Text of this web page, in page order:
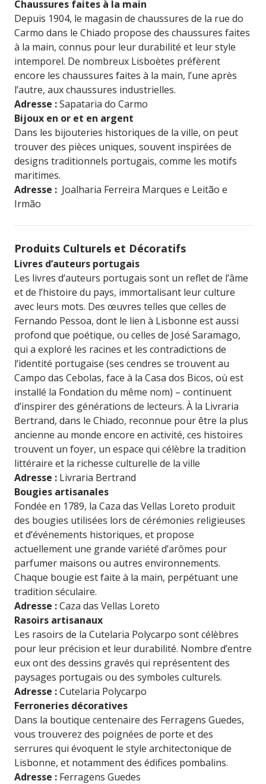
Chaussures faites à la main
Depuis 1904, le magasin de chaussures de la rue do
Carmo dans le Chiado propose des chaussures faites
à la main, connus pour leur durabilité et leur style
intemporel. De nombreux Lisboètes préfèrent
encore les chaussures faites à la main, l’une après
l’autre, aux chaussures industrielles.
Adresse :Sapataria do Carmo
Bijoux en or et en argent
Dans les bijouteries historiques de la ville, on peut
trouver des pièces uniques, souvent inspirées de
designs traditionnels portugais, comme les motifs
maritimes.
Adresse : Joalharia Ferreira Marques e Leitão e
Irmão
Produits Culturels et Décoratifs
Livres d’auteurs portugais
Les livres d’auteurs portugais sont un reflet de l’âme
et de l’histoire du pays, immortalisant leur culture
avec leurs mots. Des œuvres telles que celles de
Fernando Pessoa, dont le lien à Lisbonne est aussi
profond que poétique, ou celles de José Saramago,
qui a exploré les racines et les contradictions de
l’identité portugaise (ses cendres se trouvent au
Campo das Cebolas, face à la Casa dos Bicos, où est
installé la Fondation du même nom) – continuent
d’inspirer des générations de lecteurs. À la Livraria
Bertrand, dans le Chiado, reconnue pour être la plus
ancienne au monde encore en activité, ces histoires
trouvent un foyer, un espace qui célèbre la tradition
littéraire et la richesse culturelle de la ville
Adresse : Livraria Bertrand
Bougies artisanales
Fondée en 1789, la Caza das Vellas Loreto produit
des bougies utilisées lors de cérémonies religieuses
et d’événements historiques, et propose
actuellement une grande variété d’arômes pour
parfumer maisons ou autres environnements.
Chaque bougie est faite à la main, perpétuant une
tradition séculaire.
Adresse :Caza das Vellas Loreto
Rasoirs artisanaux
Les rasoirs de la Cutelaria Polycarpo sont célèbres
pour leur précision et leur durabilité. Nombre d’entre
eux ont des dessins gravés qui représentent des
paysages portugais ou des symboles culturels.
Adresse :Cutelaria Polycarpo
Ferroneries décoratives
Dans la boutique centenaire des Ferragens Guedes,
vous trouverez des poignées de porte et des
serrures qui évoquent le style architectonique de
Lisbonne, et notamment des édifices pombalins.
Adresse : Ferragens Guedes